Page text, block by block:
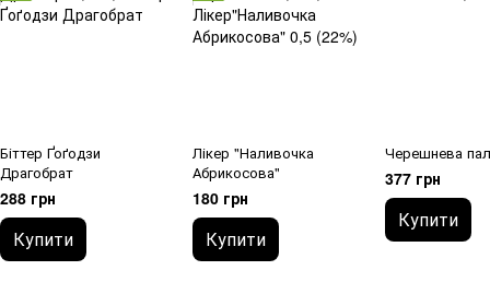
Біттер Ґоґодзи
Драгобрат
288 грн
Купити
Лікер "Наливочка
Абрикосова"
180 грн
Купити
Черешнева
377 грн
Купити